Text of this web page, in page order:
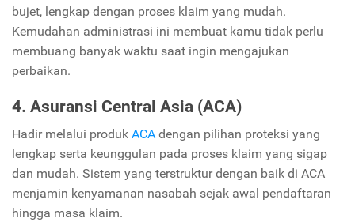
bujet, lengkap dengan proses klaim yang mudah.
Kemudahan administrasi ini membuat kamu tidak perlu
membuang banyak waktu saat ingin mengajukan
perbaikan.
4. Asuransi Central Asia (ACA)
Hadir melalui produk ACA dengan pilihan proteksi yang
lengkap serta keunggulan pada proses klaim yang sigap
dan mudah. Sistem yang terstruktur dengan baik di ACA
menjamin kenyamanan nasabah sejak awal pendaftaran
hingga masa klaim.